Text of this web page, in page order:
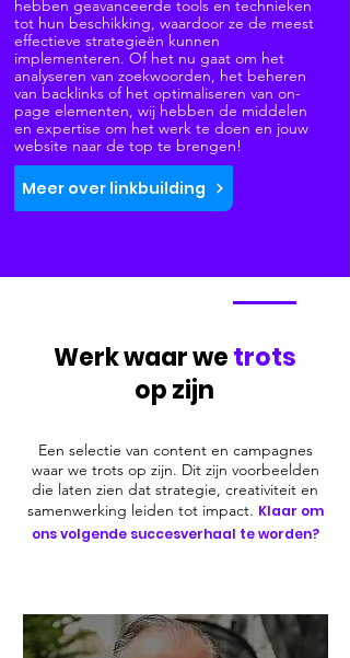
hebben geavanceerde tools en technieken
tot hun beschikking, waardoor ze de meest
effectieve strategieën kunnen
implementeren. Of het nu gaat om het
analyseren van zoekwoorden, het beheren
van backlinks of het optimaliseren van on-
page elementen, wij hebben de middelen
en expertise om het werk te doen en jouw
website naar de top te brengen!
Meer over linkbuilding
Werk waar wetrots
op zijn
Een selectie van content en campagnes
waar we trots op zijn. Dit zijn voorbeelden
die laten zien dat strategie, creativiteit en
samenwerking leiden tot impact. Klaar om
ons volgende succesverhaal te worden?